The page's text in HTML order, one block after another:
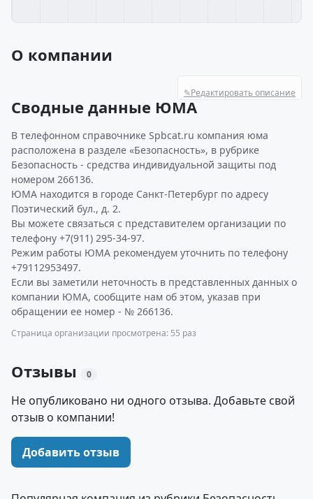
О компании
✎Редактировать описание
Сводные данные ЮМА
В телефонном справочнике Spbcat.ru компания юма
расположена в разделе «Безопасность», в рубрике
Безопасность - средства индивидуальной защиты под
номером 266136.
ЮМА находится в городе Санкт-Петербург по адресу
Поэтический бул., д. 2.
Вы можете связаться с представителем организации по
телефону +7(911) 295-34-97.
Режим работы ЮМА рекомендуем уточнить по телефону
+79112953497.
Если вы заметили неточность в представленных данных о
компании ЮМА, сообщите нам об этом, указав при
обращении ее номер - № 266136.
Страница организации просмотрена: 55 раз
Отзывы 0
Не опубликовано ни одного отзыва. Добавьте свой
отзыв о компании!
Добавить отзыв